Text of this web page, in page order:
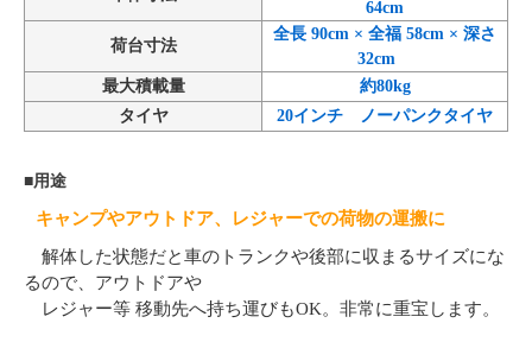
64cm
荷台寸法
全長 90cm × 全福 58cm × 深さ
32cm
最大積載量
約80kg
タイヤ
20インチ ノーパンクタイヤ
■用途
キャンプやアウトドア、レジャーでの荷物の運搬に
解体した状態だと車のトランクや後部に収まるサイズにな
るので、アウトドアや
レジャー等 移動先へ持ち運びもOK。非常に重宝します。